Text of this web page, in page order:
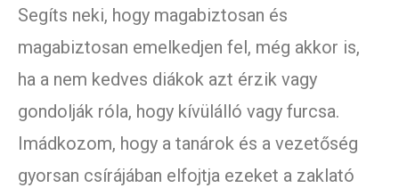
Segíts neki, hogy magabiztosan és
magabiztosan emelkedjen fel, még akkor is,
ha a nem kedves diákok azt érzik vagy
gondolják róla, hogy kívülálló vagy furcsa.
Imádkozom, hogy a tanárok és a vezetőség
gyorsan csírájában elfojtja ezeket a zaklató